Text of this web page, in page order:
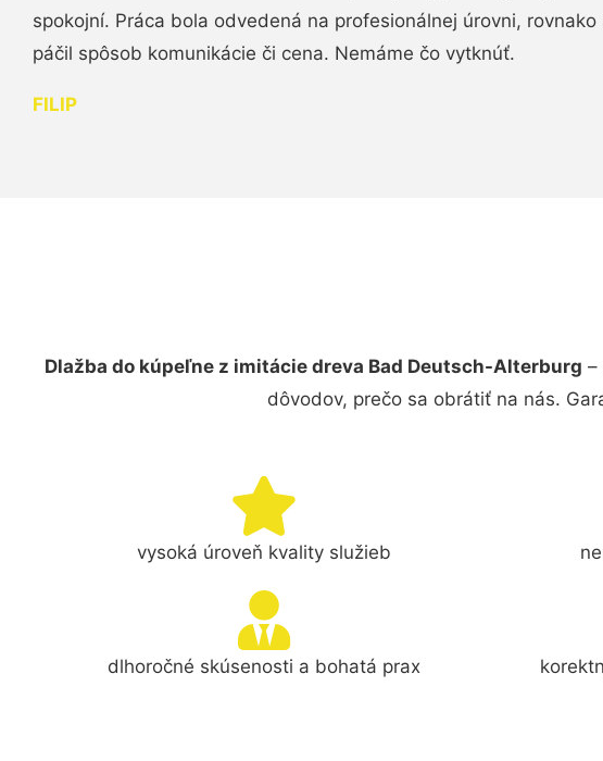
spokojní. Práca bola odvedená na profesionálnej úrovni, rovnako
páčil spôsob komunikácie či cena. Nemáme čo vytknúť.
FILIP
Dlažba do kúpeľne z imitácie dreva Bad Deutsch-Alterburg –
dôvodov, prečo sa obrátiť na nás.
vysoká úroveň kvality služieb
dlhoročné skúsenosti a bohatá prax